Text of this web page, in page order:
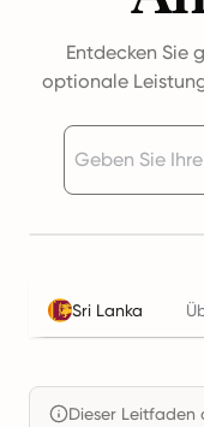
Entdecken Sie
optionale
Sri Lanka
Dieser Leitfaden